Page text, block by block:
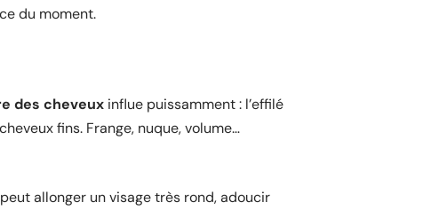
du moment.
des cheveux influe puissamment : l’effilé
fins. Frange, nuque, volume…
allonger un visage très rond, adoucir